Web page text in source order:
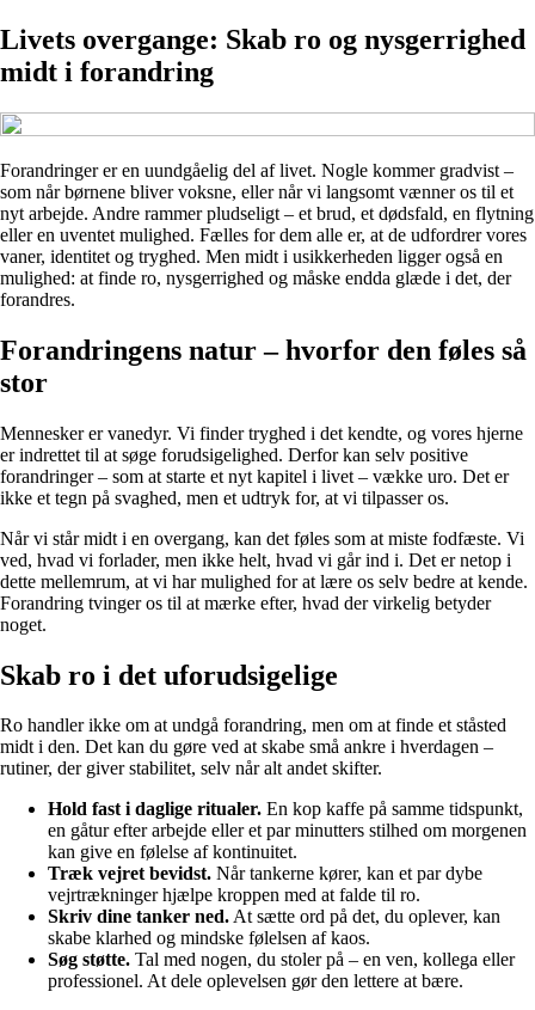
Livets overgange: Skab ro og nysgerrighed
midt i forandring
Forandringer er en uundgåelig del af livet. Nogle kommer gradvist –
som når børnene bliver voksne, eller når vi langsomt vænner os til et
nyt arbejde. Andre rammer pludseligt – et brud, et dødsfald, en flytning
eller en uventet mulighed. Fælles for dem alle er, at de udfordrer vores
vaner, identitet og tryghed. Men midt i usikkerheden ligger også en
mulighed: at finde ro, nysgerrighed og måske endda glæde i det, der
forandres.
Forandringens natur – hvorfor den føles så
stor
Mennesker er vanedyr. Vi finder tryghed i det kendte, og vores hjerne
er indrettet til at søge forudsigelighed. Derfor kan selv positive
forandringer – som at starte et nyt kapitel i livet – vække uro. Det er
ikke et tegn på svaghed, men et udtryk for, at vi tilpasser os.
Når vi står midt i en overgang, kan det føles som at miste fodfæste. Vi
ved, hvad vi forlader, men ikke helt, hvad vi går ind i. Det er netop i
dette mellemrum, at vi har mulighed for at lære os selv bedre at kende.
Forandring tvinger os til at mærke efter, hvad der virkelig betyder
noget.
Skab ro i det uforudsigelige
Ro handler ikke om at undgå forandring, men om at finde et ståsted
midt i den. Det kan du gøre ved at skabe små ankre i hverdagen –
rutiner, der giver stabilitet, selv når alt andet skifter.
Hold fast i daglige ritualer. En kop kaffe på samme tidspunkt,
en gåtur efter arbejde eller et par minutters stilhed om morgenen
kan give en følelse af kontinuitet.
Træk vejret bevidst. Når tankerne kører, kan et par dybe
vejrtrækninger hjælpe kroppen med at falde til ro.
Skriv dine tanker ned.At sætte ord på det, du oplever, kan
skabe klarhed og mindske følelsen af kaos.
Søg støtte. Tal med nogen, du stoler på – en ven, kollega eller
professionel. At dele oplevelsen gør den lettere at bære.